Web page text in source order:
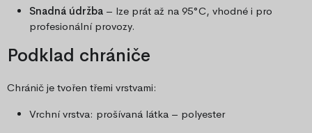
Snadná údržba – lze prát až na 95°C, vhodné i pro
profesionální provozy.
Podklad chrániče
Chránič je tvořen třemi vrstvami:
Vrchní vrstva: prošívaná látka – polyester